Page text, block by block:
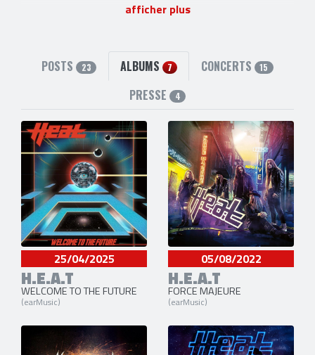
3 liens externes
site officiel ,facebookettwitter
afficher plus
POSTS 23 ALBUMS 7 CONCERTS 15
PRESSE 4
25/04/2025
H.E.A.T
WELCOME TO THE FUTURE
(earMusic)
05/08/2022
H.E.A.T
FORCE MAJEURE
(earMusic)